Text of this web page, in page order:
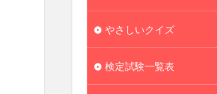
やさしいクイズ
検定試験一覧表